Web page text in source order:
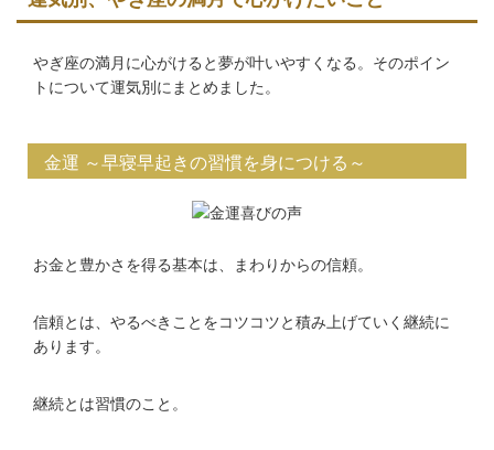
やぎ座の満月に心がけると夢が叶いやすくなる。そのポイン
トについて運気別にまとめました。
金運 ～早寝早起きの習慣を身につける～
お金と豊かさを得る基本は、まわりからの信頼。
信頼とは、やるべきことをコツコツと積み上げていく継続に
あります。
継続とは習慣のこと。